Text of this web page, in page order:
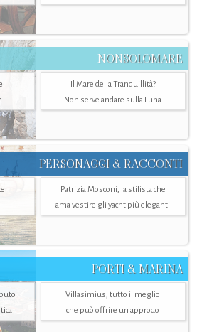
NONSOLOMARE
Il Mare della Tranquillità?
Non serve andare sulla Luna
PERSONAGGI & RACCONTI
Patrizia Mosconi, la stilista che
ama vestire gli yacht più eleganti
PORTI & MARINA
Villasimius, tutto il meglio
che può offrire un approdo